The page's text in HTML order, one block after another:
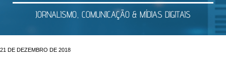
JORNALISMO, COMUNICAÇÃO & MÍDIAS DIGITAIS
21 DE DEZEMBRO DE 2018